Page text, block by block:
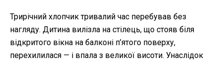
Трирічний хлопчик тривалий час перебував без
нагляду. Дитина вилізла на стілець, що стояв біля
відкритого вікна на балконі п’ятого поверху,
перехилилася — і впала з великої висоти. Унаслідок